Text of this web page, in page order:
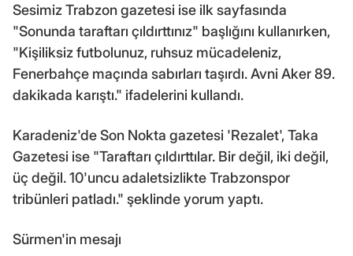
Sesimiz Trabzon gazetesi ise ilk sayfasında
"Sonunda taraftarı çıldırttınız" başlığını kullanırken,
"Kişiliksiz futbolunuz, ruhsuz mücadeleniz,
Fenerbahçe maçında sabırları taşırdı. Avni Aker 89.
dakikada karıştı." ifadelerini kullandı.
Karadeniz'de Son Nokta gazetesi 'Rezalet', Taka
Gazetesi ise "Taraftarı çıldırttılar. Bir değil, iki değil,
üç değil. 10'uncu adaletsizlikte Trabzonspor
tribünleri patladı." şeklinde yorum yaptı.
Sürmen'in mesajı